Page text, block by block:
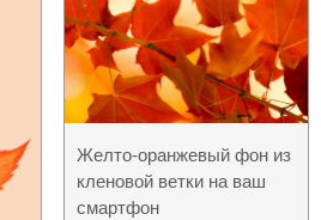
Желто-оранжевый фон из
кленовой ветки на ваш
смартфон